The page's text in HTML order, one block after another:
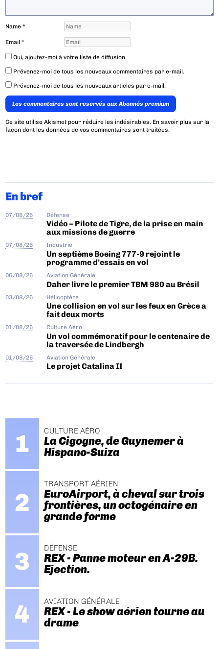
Name*
Email*
Oui, ajoutez-moi à votre liste de diffusion.
Prévenez-moi de tous les nouveaux commentaires par e-mail.
Prévenez-moi de tous les nouveaux articles par e-mail.
Les commentaires sont reservés aux Abonnés premium
Ce site utilise Akismet pour réduire les indésirables. En savoir plus sur la
façon dont les données de vos commentaires sont traitées.
En bref
07/08/26 Défense
Vidéo – Pilote de Tigre, de la prise en main
aux missions de guerre
07/08/26 Industrie
Un septième Boeing 777-9 rejoint le
programme d’essais en vol
06/08/26 Aviation Générale
Daher livre le premier TBM 980 au Brésil
03/08/26 Hélicoptère
Une collision en vol sur les feux en Grèce a
fait deux morts
01/08/26 Culture Aéro
Un vol commémoratif pour le centenaire de
la traversée de Lindbergh
01/08/26 Aviation Générale
Le projet Catalina II
CULTURE AÉRO
La Cigogne, de Guynemer à
Hispano-Suiza
TRANSPORT AÉRIEN
EuroAirport, à cheval sur trois
frontières, un octogénaire en
grande forme
DÉFENSE
REX - Panne moteur en A-29B.
Ejection.
AVIATION GÉNÉRALE
REX - Le show aérien tourne au
drame